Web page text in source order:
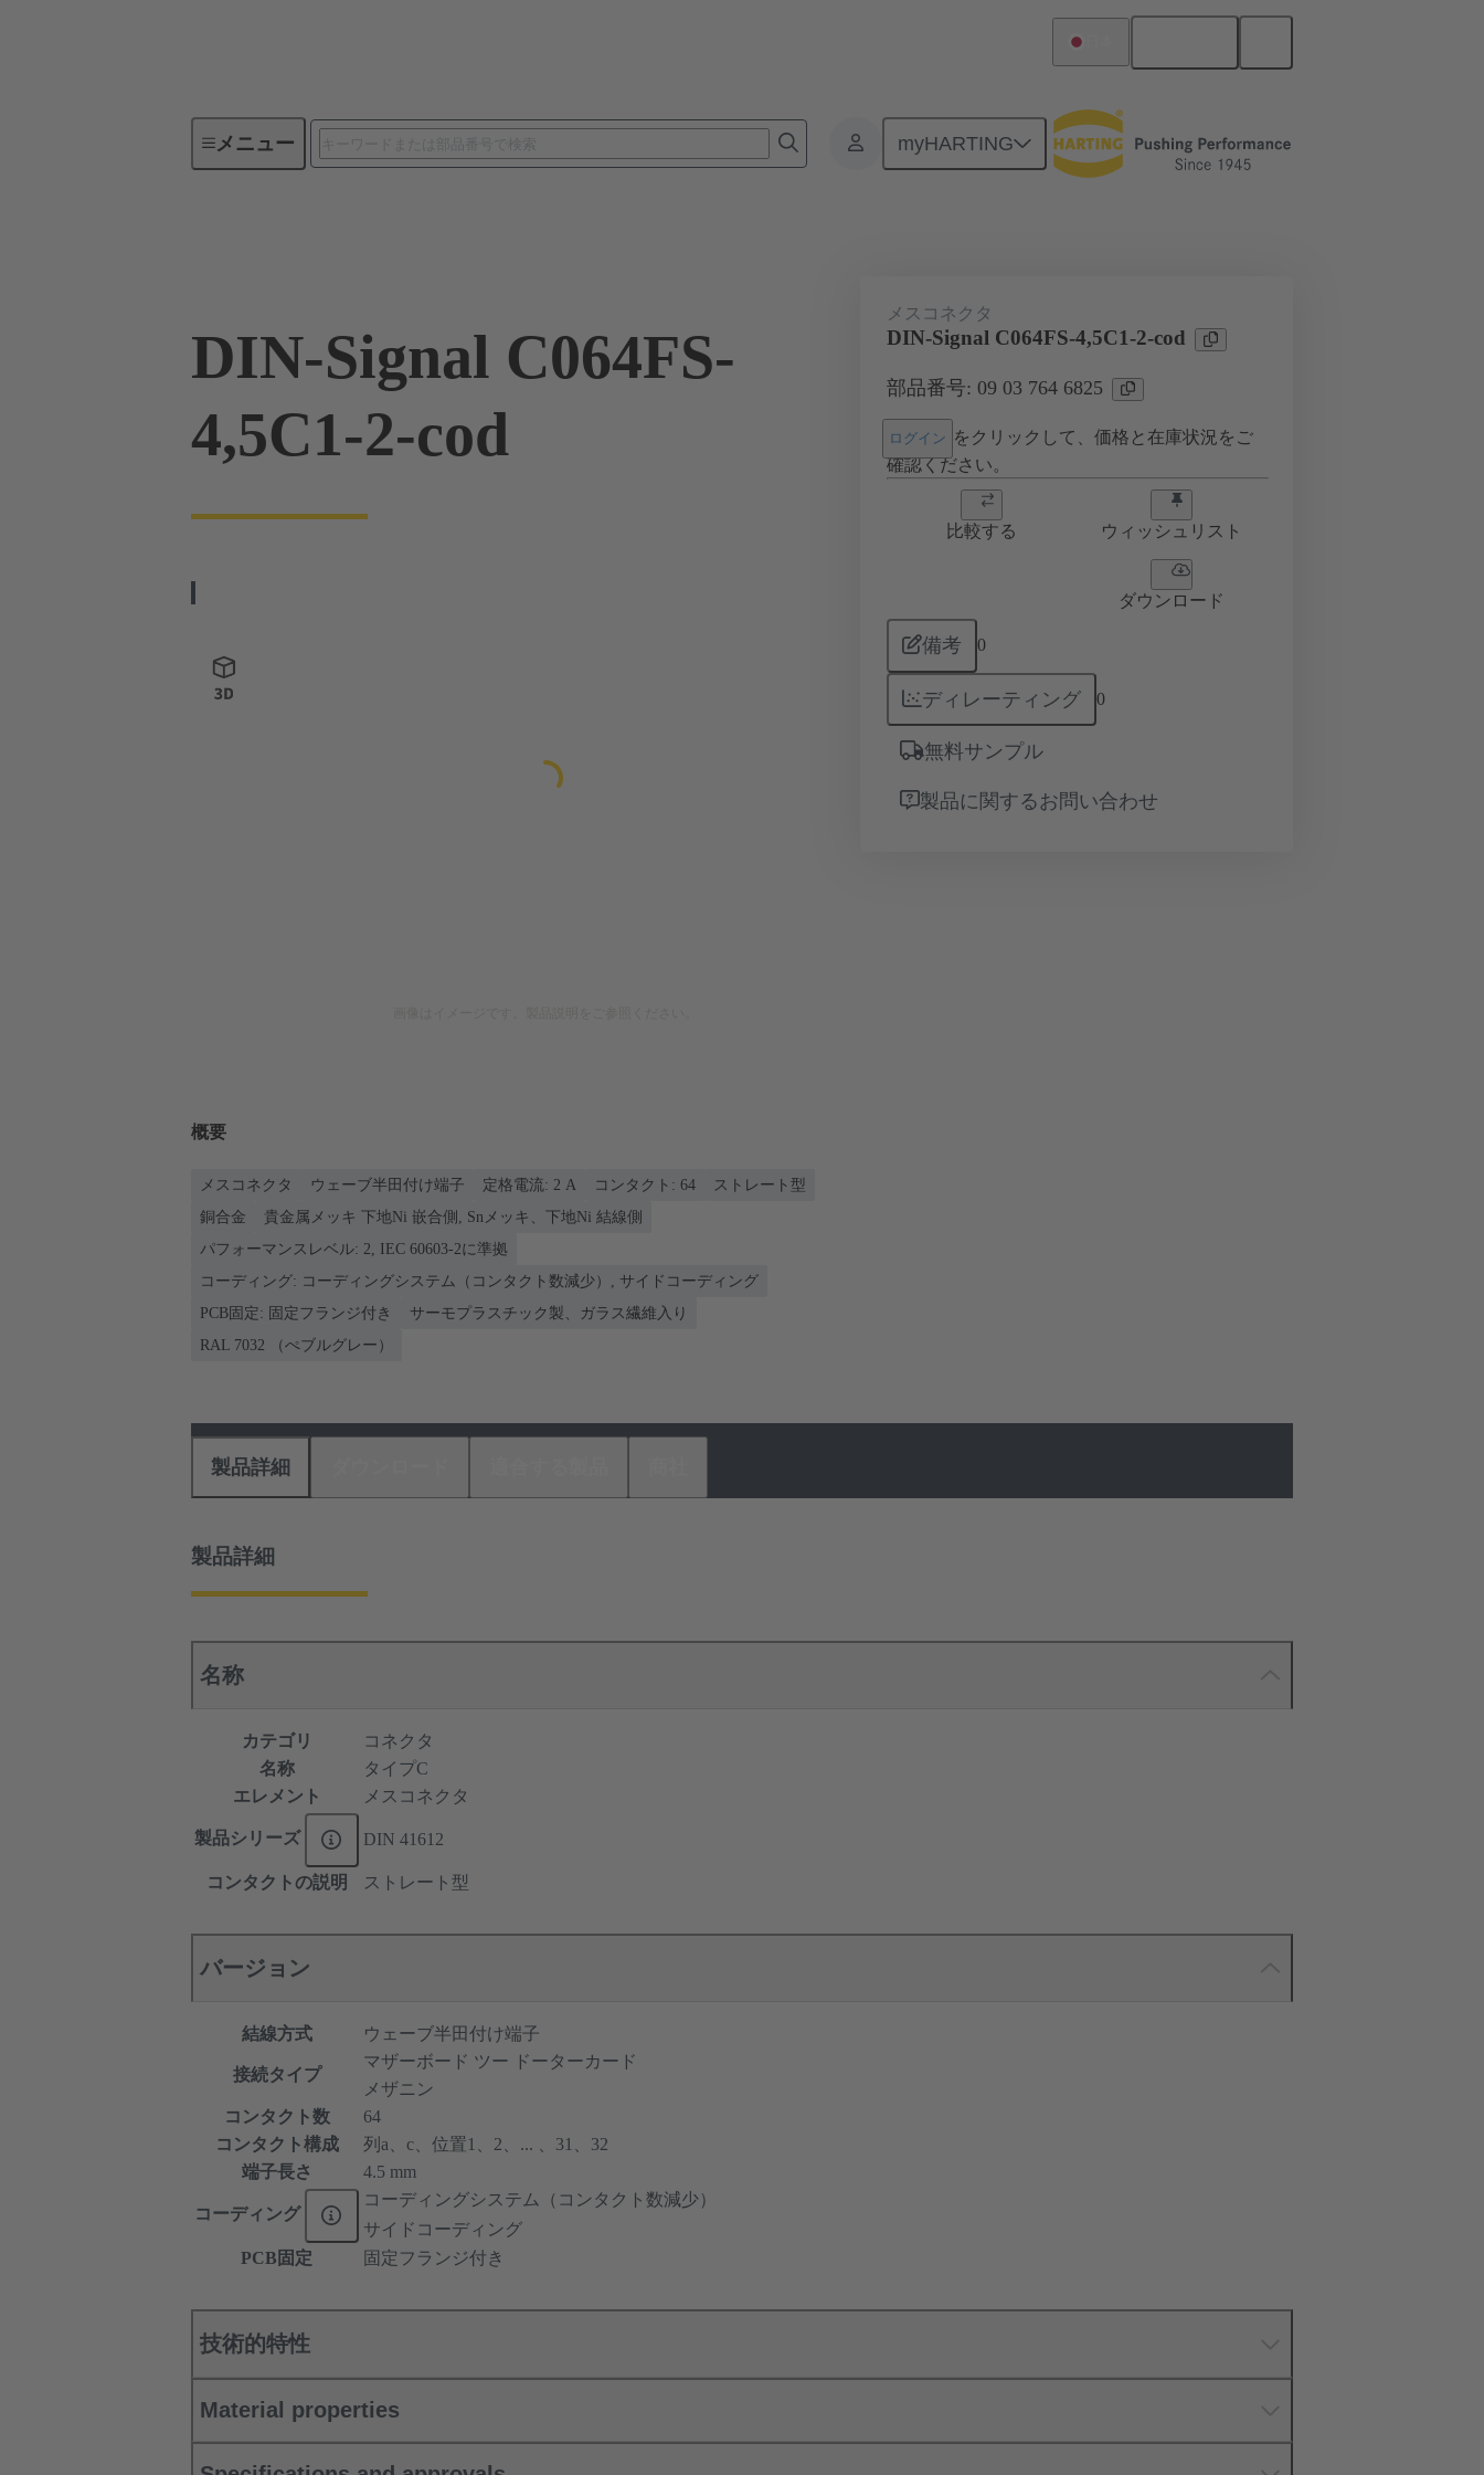
メニュー myHARTING
デバイスコネクティビティ マザーボード ツー ドーターカード接続
DIN-Signal C064FS-
4,5C1-2-cod
メスコネクタ
DIN-Signal C064FS-4,5C1-2-cod
部品番号: 09 03 764 6825
ログイン をクリックして、価格と在庫状況をご
確認ください。
比較する ウィッシュリスト
ダウンロード
備考 0
ディレーティング 0
無料サンプル
製品に関するお問い合わせ
概要
メスコネクタ ウェーブ半田付け端子 定格電流: ‌2 A コンタクト: 64
ストレート型
銅合金
貴金属メッキ 下地Ni 嵌合側, Snメッキ、下地Ni 結線側
パフォーマンスレベル: 2, IEC 60603-2に準拠
コーディング: コーディングシステム（コンタクト数減少）, サイドコーディング
PCB固定: 固定フランジ付き
サーモプラスチック製、ガラス繊維入り
RAL 7032 （ぺブルグレー）
製品詳細
製品詳細
名称
カテゴリ
コネクタ
名称
タイプC
エレメント
メスコネクタ
製品シリーズ DIN 41612
コンタクトの説明 ストレート型
バージョン
結線方式 ウェーブ半田付け端子
接続タイプ
マザーボード ツー ドーターカード
メザニン
コンタクト数
64
コンタクト構成
列a、c、位置1、2、... 、31、32
端子長さ
4.5 mm
コーディング
コーディングシステム（コンタクト数減少）
サイドコーディング
PCB固定
固定フランジ付き
技術的特性
Material properties